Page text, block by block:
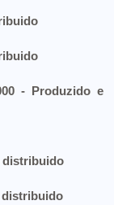
- Produzido e
distribuido
distribuido